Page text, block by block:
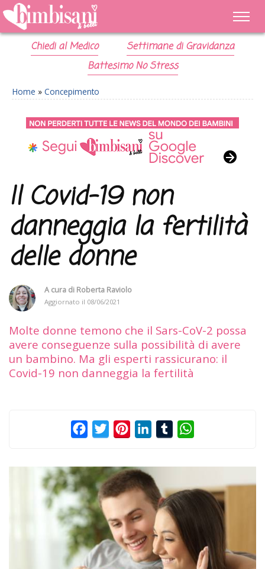
Chiedi al Medico
Settimane di Gravidanza
Battesimo No Stress
Home » Concepimento
Il Covid-19 non
danneggia la fertilità
delle donne
A cura di Roberta Raviolo
Aggiornato il 08/06/2021
Molte donne temono che il Sars-CoV-2 possa
avere conseguenze sulla possibilità di avere
un bambino. Ma gli esperti rassicurano: il
Covid-19 non danneggia la fertilità
FacebookTwitterPinterestLinkedInTumblr